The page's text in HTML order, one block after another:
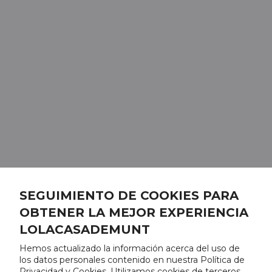
SEGUIMIENTO DE COOKIES PARA
OBTENER LA MEJOR EXPERIENCIA
LOLACASADEMUNT
Hemos actualizado la información acerca del uso de
los datos personales contenido en nuestra Política de